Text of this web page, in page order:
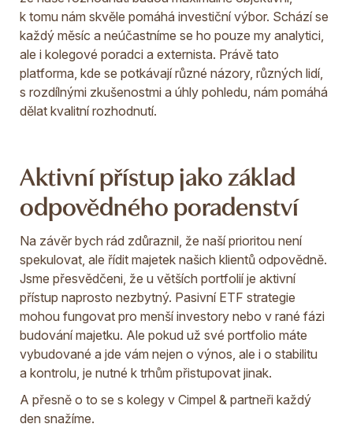
k tomu nám skvěle pomáhá investiční výbor. Schází se
každý měsíc a neúčastníme se ho pouze my analytici,
ale i kolegové poradci a externista. Právě tato
platforma, kde se potkávají různé názory, různých lidí,
s rozdílnými zkušenostmi a úhly pohledu, nám pomáhá
dělat kvalitní rozhodnutí.
Aktivní přístup jako základ
odpovědného poradenství
Na závěr bych rád zdůraznil, že naší prioritou není
spekulovat, ale řídit majetek našich klientů odpovědně.
Jsme přesvědčeni, že u větších portfolií je aktivní
přístup naprosto nezbytný. Pasivní ETF strategie
mohou fungovat pro menší investory nebo v rané fázi
budování majetku. Ale pokud už své portfolio máte
vybudované a jde vám nejen o výnos, ale i o stabilitu
a kontrolu, je nutné k trhům přistupovat jinak.
A přesně o to se s kolegy v Cimpel & partneři každý
den snažíme.